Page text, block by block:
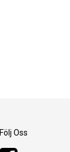
Följ Oss